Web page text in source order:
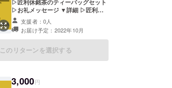
▷お礼メッセージ ▼詳細 ▷匠利休
銘茶ティーバッグセットをお届け
▷2枚24組 ▷ティーバックと合わせ
てお礼メッセージをお届け ▼注意
▷ステッカーのサイズは変更になる
場合がございますのであらかじめご
支援者：0人
お届け予定：2022年10月
このリターンを選択する
3,000円